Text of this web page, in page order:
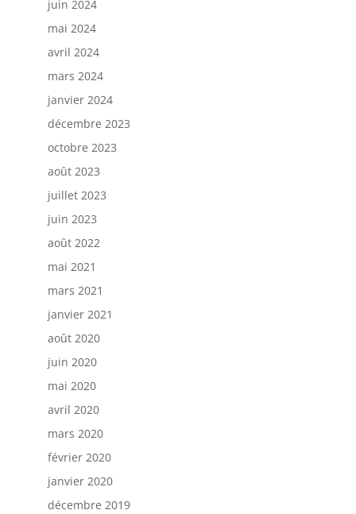
juin 2024
mai 2024
avril 2024
mars 2024
janvier 2024
décembre 2023
octobre 2023
août 2023
juillet 2023
juin 2023
août 2022
mai 2021
mars 2021
janvier 2021
août 2020
juin 2020
mai 2020
avril 2020
mars 2020
février 2020
janvier 2020
décembre 2019